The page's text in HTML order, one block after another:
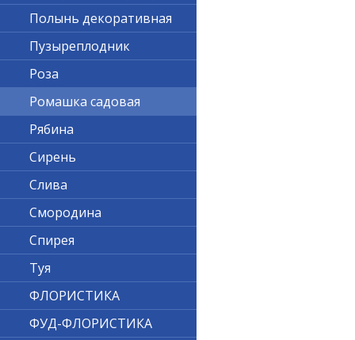
Полынь декоративная
Пузыреплодник
Роза
Ромашка садовая
Рябина
Сирень
Слива
Смородина
Спирея
Туя
ФЛОРИСТИКА
ФУД-ФЛОРИСТИКА